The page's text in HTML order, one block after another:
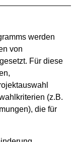
werden
von
Für diese
(z.B.
die für